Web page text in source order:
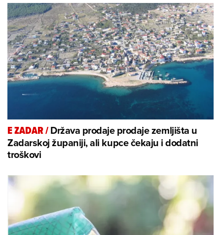
E ZADAR/Država prodaje prodaje zemljišta u
Zadarskoj županiji, ali kupce čekaju i dodatni
troškovi